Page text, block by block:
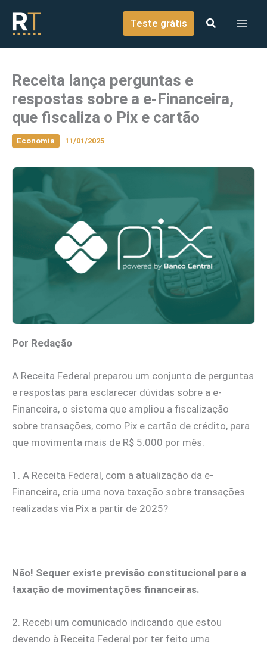
conteúdo
Teste grátis
Receita lança perguntas e
respostas sobre a e-Financeira,
que fiscaliza o Pix e cartão
Economia 11/01/2025
Por Redação
A Receita Federal preparou um conjunto de perguntas
e respostas para esclarecer dúvidas sobre a e-
Financeira, o sistema que ampliou a fiscalização
sobre transações, como Pix e cartão de crédito, para
que movimenta mais de R$ 5.000 por mês.
1. A Receita Federal, com a atualização da e-
Financeira, cria uma nova taxação sobre transações
realizadas via Pix a partir de 2025?
Não! Sequer existe previsão constitucional para a
taxação de movimentações financeiras.
2. Recebi um comunicado indicando que estou
devendo à Receita Federal por ter feito uma